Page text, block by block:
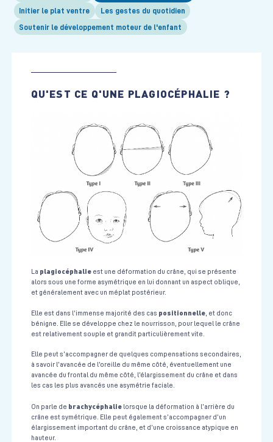
Initier le plat ventre Les gestes du quotidien
Soutenir le développement moteur de l'enfant
QU'EST CE Q'UNE PLAGIOCÉPHALIE ?
La plagiocéphalieest une déformation du crâne, qui se présente
alors sous une forme asymétrique en lui donnant un aspect oblique,
et généralement avec un méplat postérieur.
Elle est dans l’immense majorité des cas positionnelle, et donc
bénigne. Elle se développe chez le nourrisson, pour lequel le crâne
est relativement souple et grandit particulièrement vite.
Elle peut s’accompagner de quelques compensations secondaires,
à savoir l’avancée de l’oreille du même côté, éventuellement une
avancée du frontal du même côté, l’élargissement du crâne et dans
les cas les plus avancés une asymétrie faciale.
On parle de brachycéphalielorsque la déformation à l’arrière du
crâne est symétrique. Elle peut également s’accompagner d’un
élargissement important du crâne, et d’une croissance atypique en
hauteur.